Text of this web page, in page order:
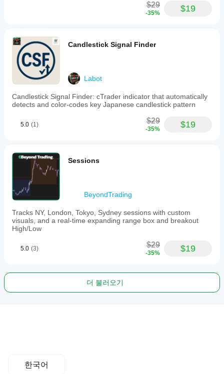
$29
-35% $19
Candlestick Signal Finder
Labot
Candlestick Signal Finder: cTrader indicator that automatically
detects and color-codes key Japanese candlestick pattern
5.0 (1) $29
-35% $19
Sessions
BeyondTrading
Tracks NY, London, Tokyo, Sydney sessions with custom
visuals, and a real-time expanding range box and breakout
High/Low
5.0 (3) $29
-35% $19
더 불러오기
한국어